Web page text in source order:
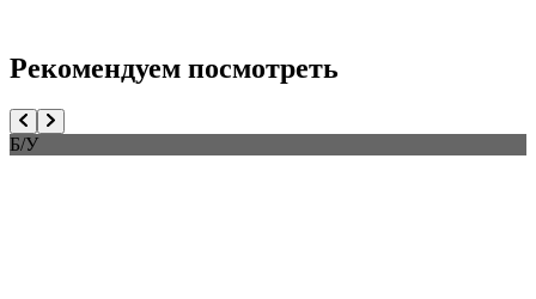
Рекомендуем посмотреть
Б/У